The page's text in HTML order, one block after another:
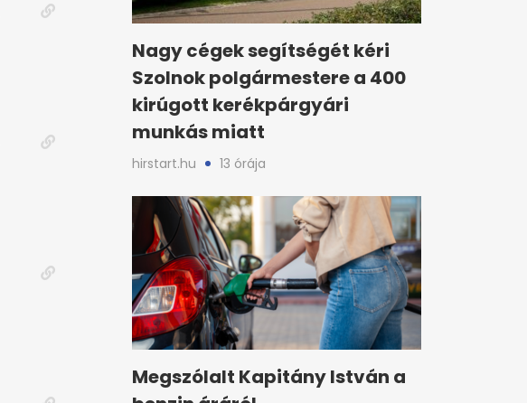
Nagy cégek segítségét kéri
Szolnok polgármestere a 400
kirúgott kerékpárgyári
munkás miatt
hirstart.hu 13 órája
Megszólalt Kapitány István a